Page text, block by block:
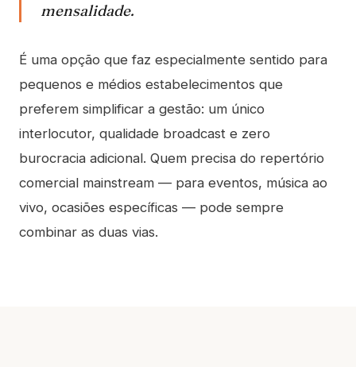
mensalidade.
É uma opção que faz especialmente sentido para
pequenos e médios estabelecimentos que
preferem simplificar a gestão: um único
interlocutor, qualidade broadcast e zero
burocracia adicional. Quem precisa do repertório
comercial mainstream — para eventos, música ao
vivo, ocasiões específicas — pode sempre
combinar as duas vias.